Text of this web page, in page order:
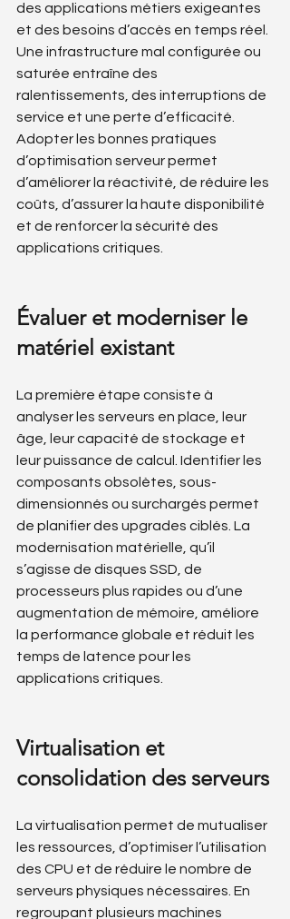
des applications métiers exigeantes
et des besoins d’accès en temps réel.
Une infrastructure mal configurée ou
saturée entraîne des
ralentissements, des interruptions de
service et une perte d’efficacité.
Adopter les bonnes pratiques
d’optimisation serveur permet
d’améliorer la réactivité, de réduire les
coûts, d’assurer la haute disponibilité
et de renforcer la sécurité des
applications critiques.
Évaluer et moderniser le
matériel existant
La première étape consiste à
analyser les serveurs en place, leur
âge, leur capacité de stockage et
leur puissance de calcul. Identifier les
composants obsolètes, sous-
dimensionnés ou surchargés permet
de planifier des upgrades ciblés. La
modernisation matérielle, qu’il
s’agisse de disques SSD, de
processeurs plus rapides ou d’une
augmentation de mémoire, améliore
la performance globale et réduit les
temps de latence pour les
applications critiques.
Virtualisation et
consolidation des serveurs
La virtualisation permet de mutualiser
les ressources, d’optimiser l’utilisation
des CPU et de réduire le nombre de
serveurs physiques nécessaires. En
regroupant plusieurs machines